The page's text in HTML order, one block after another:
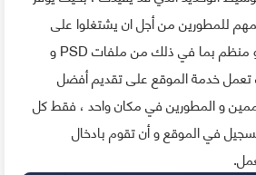
للمطورين من أجل ان يشتغلوا على
المشروع بشكل جماعي و منظم بما في ذلك من ملفات PSD و
تعمل خدمة الموقع على تقديم أفضل
و المطورين في مكان واحد ، فقط كل
في الموقع و أن تقوم بادخال